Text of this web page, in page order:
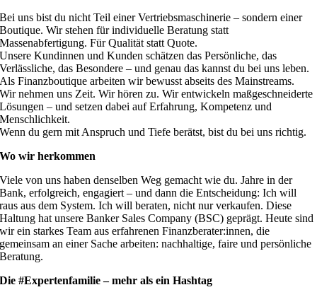
Bei uns bist du nicht Teil einer Vertriebsmaschinerie – sondern einer
Boutique. Wir stehen für individuelle Beratung statt
Massenabfertigung. Für Qualität statt Quote.
Unsere Kundinnen und Kunden schätzen das Persönliche, das
Verlässliche, das Besondere – und genau das kannst du bei uns leben.
Als Finanzboutique arbeiten wir bewusst abseits des Mainstreams.
Wir nehmen uns Zeit. Wir hören zu. Wir entwickeln maßgeschneiderte
Lösungen – und setzen dabei auf Erfahrung, Kompetenz und
Menschlichkeit.
Wenn du gern mit Anspruch und Tiefe berätst, bist du bei uns richtig.
Wo wir herkommen
Viele von uns haben denselben Weg gemacht wie du. Jahre in der
Bank, erfolgreich, engagiert – und dann die Entscheidung: Ich will
raus aus dem System. Ich will beraten, nicht nur verkaufen. Diese
Haltung hat unsere Banker Sales Company (BSC) geprägt. Heute sind
wir ein starkes Team aus erfahrenen Finanzberater:innen, die
gemeinsam an einer Sache arbeiten: nachhaltige, faire und persönliche
Beratung.
Die #Expertenfamilie – mehr als ein Hashtag